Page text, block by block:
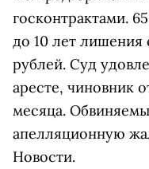
госконтрактами.
до 10 лет
рублей. Суд
аресте, чиновник
месяца.
апелляционную
Новости.